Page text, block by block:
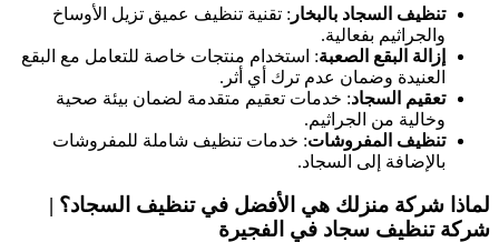
تنظيف السجاد بالبخار : تقنية تنظيف عميق تزيل الأوساخ
والجراثيم بفعالية.
إزالة البقع الصعبة: استخدام منتجات خاصة للتعامل مع البقع
العنيدة وضمان عدم ترك أي أثر.
تعقيم السجاد: خدمات تعقيم متقدمة لضمان بيئة صحية
وخالية من الجراثيم.
تنظيف المفروشات: خدمات تنظيف شاملة للمفروشات
بالإضافة إلى السجاد.
لماذا شركة منزلك هي الأفضل في تنظيف السجاد؟ |
شركة تنظيف سجاد في الفجيرة